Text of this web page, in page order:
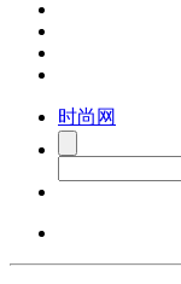
时尚网